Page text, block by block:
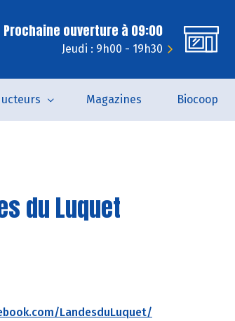
Prochaine ouverture à 09:00
Jeudi : 9h00 - 19h30
Magazines Biocoop
du Luquet
LandesduLuquet/